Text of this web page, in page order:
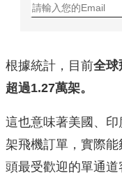
根據統計，目前全球
超過1.27萬架。
這也意味著美國、
架飛機訂單，實際
頭最受歡迎的單通道